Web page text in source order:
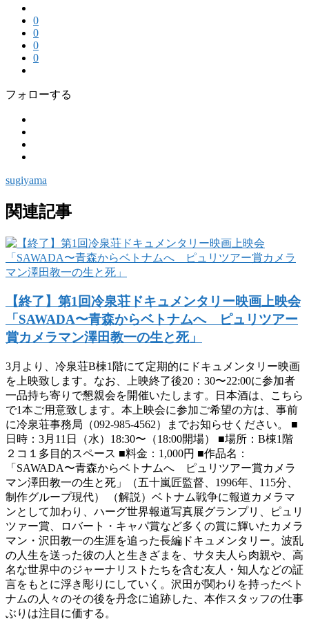
0
0
0
0
フォローする
sugiyama
関連記事
【終了】第1回冷泉荘ドキュメンタリー映画上映会
「SAWADA〜青森からベトナムへ ピュリツアー
賞カメラマン澤田教一の生と死」
3月より、冷泉荘B棟1階にて定期的にドキュメンタリー映画
を上映致します。なお、上映終了後20：30〜22:00に参加者
一品持ち寄りで懇親会を開催いたします。日本酒は、こちら
で1本ご用意致します。本上映会に参加ご希望の方は、事前
に冷泉荘事務局（092-985-4562）までお知らせください。 ■
日時：3月11日（水）18:30〜（18:00開場） ■場所：B棟1階
２コ１多目的スペース ■料金：1,000円 ■作品名：
「SAWADA〜青森からベトナムへ ピュリツアー賞カメラ
マン澤田教一の生と死」（五十嵐匠監督、1996年、115分、
制作グループ現代） （解説）ベトナム戦争に報道カメラマ
ンとして加わり、ハーグ世界報道写真展グランプリ、ピュリ
ツァー賞、ロバート・キャパ賞など多くの賞に輝いたカメラ
マン・沢田教一の生涯を追った長編ドキュメンタリー。波乱
の人生を送った彼の人と生きざまを、サタ夫人ら肉親や、高
名な世界中のジャーナリストたちを含む友人・知人などの証
言をもとに浮き彫りにしていく。沢田が関わりを持ったベト
ナムの人々のその後を丹念に追跡した、本作スタッフの仕事
ぶりは注目に価する。